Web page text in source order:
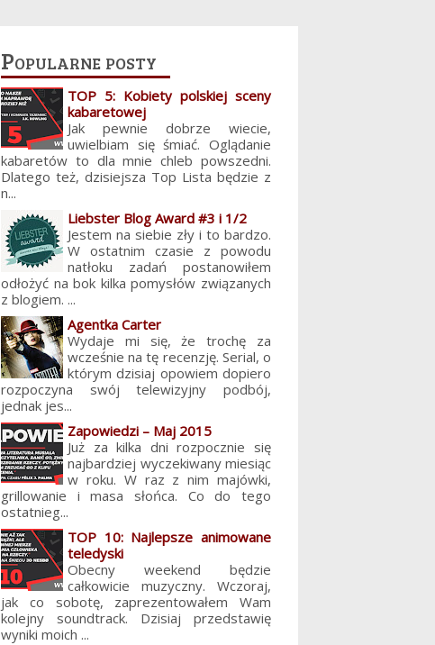
Popularne posty
TOP 5: Kobiety polskiej sceny
kabaretowej
Jak pewnie dobrze wiecie,
uwielbiam się śmiać. Oglądanie
kabaretów to dla mnie chleb powszedni.
Dlatego też, dzisiejsza Top Lista będzie z
n...
Liebster Blog Award #3 i 1/2
Jestem na siebie zły i to bardzo.
W ostatnim czasie z powodu
natłoku zadań postanowiłem
odłożyć na bok kilka pomysłów związanych
z blogiem. ...
Agentka Carter
Wydaje mi się, że trochę za
wcześnie na tę recenzję. Serial, o
którym dzisiaj opowiem dopiero
rozpoczyna swój telewizyjny podbój,
jednak jes...
Zapowiedzi – Maj 2015
Już za kilka dni rozpocznie się
najbardziej wyczekiwany miesiąc
w roku. W raz z nim majówki,
grillowanie i masa słońca. Co do tego
ostatnieg...
TOP 10: Najlepsze animowane
teledyski
Obecny weekend będzie
całkowicie muzyczny. Wczoraj,
jak co sobotę, zaprezentowałem Wam
kolejny soundtrack. Dzisiaj przedstawię
wyniki moich ...